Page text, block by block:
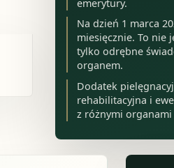
emerytury.
Na dzień 1 marca
miesięcznie. To nie
tylko odrębne
organem.
Dodatek
rehabilitacyjna i
z różnymi